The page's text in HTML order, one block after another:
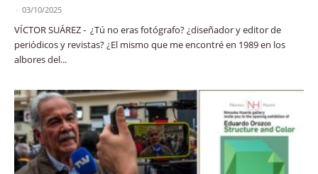
- 03/10/2025
VÍCTOR SUÁREZ - ¿Tú no eras fotógrafo? ¿diseñador y editor de
periódicos y revistas? ¿El mismo que me encontré en 1989 en los
albores del...